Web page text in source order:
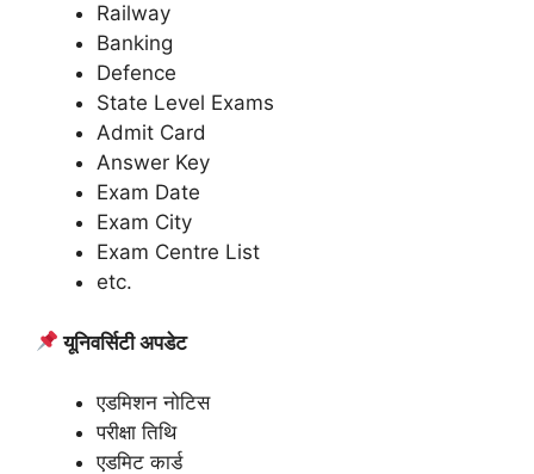
Railway
Banking
Defence
State Level Exams
Admit Card
Answer Key
Exam Date
Exam City
Exam Centre List
etc.
यूनिवर्सिटी अपडेट
एडमिशन नोटिस
परीक्षा तिथि
एडमिट कार्ड